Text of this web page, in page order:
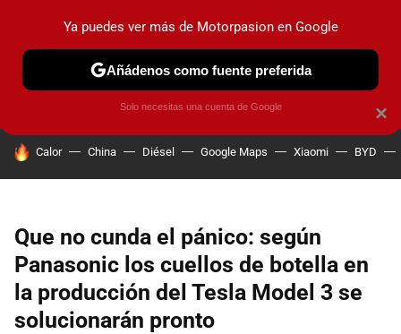
PRUEBAS COCHES ELÉCTRICOS OBSERVATORIO
HOY SE HABLA DE
Calor China Diésel Google Maps Xiaomi BYD
Que no cunda el pánico: según
Panasonic los cuellos de botella en
la producción del Tesla Model 3 se
solucionarán pronto
×
Ya puedes ver más de Motorpasion en Google
Añádenos como fuente preferida
Solo necesitas una cuenta de Google